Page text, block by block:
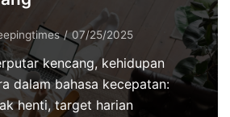
07/25/2025
kencang, kehidupan
dalam bahasa kecepatan:
henti, target harian